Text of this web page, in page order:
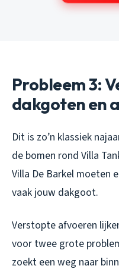
Probleem 3:
dakgoten en
Dit is zo’n klassiek
de bomen rond Villa
Villa De Barkel moeten
vaak jouw dakgoot.
Verstopte afvoeren
voor twee grote
zoekt een weg naar